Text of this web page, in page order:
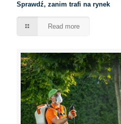
Sprawdź, zanim trafi na rynek
Read more